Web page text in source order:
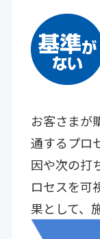
お客さまが
通するプロ
因や次の打
ロセスを可
果として、